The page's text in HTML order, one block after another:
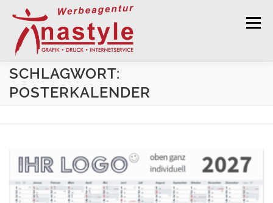
Zum Inhalt springen
Menü
WEBDESIGN KONTAKT
SCHLAGWORT:
POSTERKALENDER